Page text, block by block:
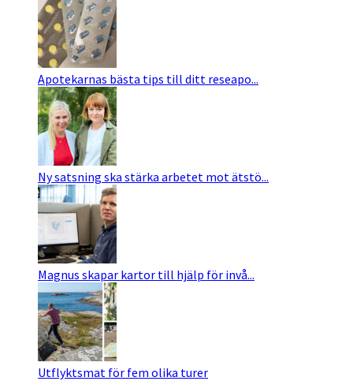
Apotekarnas bästa tips till ditt reseapo...
Ny satsning ska stärka arbetet mot ätstö...
Magnus skapar kartor till hjälp för invå...
Utflyktsmat för fem olika turer